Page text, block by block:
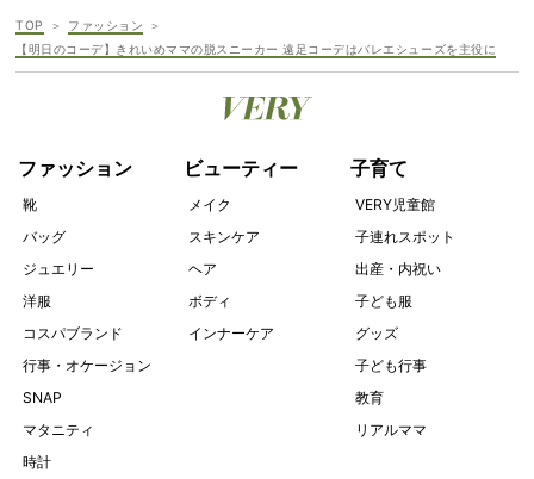
TOP
ファッション
【明日のコーデ】きれいめママの脱スニーカー 遠足コーデはバレエシューズを主役に
ファッション
靴
バッグ
ジュエリー
洋服
コスパブランド
行事・オケージョン
SNAP
マタニティ
時計
ビューティー
メイク
スキンケア
ヘア
ボディ
インナーケア
子育て
VERY児童館
子連れスポット
出産・内祝い
子ども服
グッズ
子ども行事
教育
リアルママ